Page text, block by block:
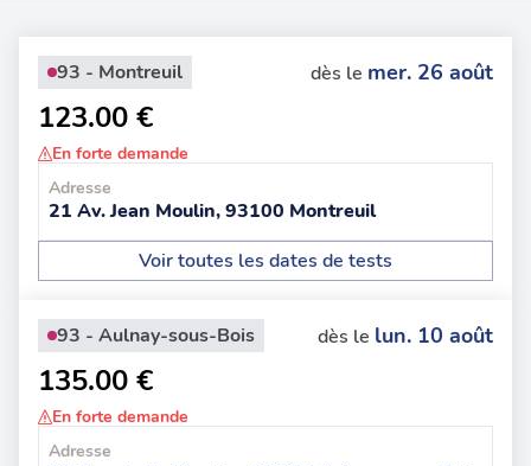
93 - Montreuil dès le mer. 26 août
123.00 €
En forte demande
Adresse
21 Av. Jean Moulin, 93100 Montreuil
Voir toutes les dates de tests
93 - Aulnay-sous-Bois dès le lun. 10 août
135.00 €
En forte demande
Adresse